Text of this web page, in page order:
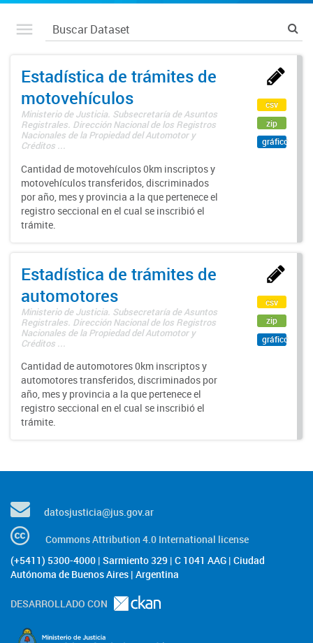
Estadística de trámites de
motovehículos
Ministerio de Justicia. Subsecretaría de Asuntos
Registrales. Dirección Nacional de los Registros
Nacionales de la Propiedad del Automotor y
Créditos ...
Cantidad de motovehículos 0km inscriptos y
motovehículos transferidos, discriminados
por año, mes y provincia a la que pertenece el
registro seccional en el cual se inscribió el
trámite.
csv
zip
gráfico
Estadística de trámites de
automotores
Ministerio de Justicia. Subsecretaría de Asuntos
Registrales. Dirección Nacional de los Registros
Nacionales de la Propiedad del Automotor y
Créditos ...
Cantidad de automotores 0km inscriptos y
automotores transferidos, discriminados por
año, mes y provincia a la que pertenece el
registro seccional en el cual se inscribió el
trámite.
csv
zip
gráfico
datosjusticia@jus.gov.ar
Commons Attribution 4.0 International license
(+5411) 5300-4000 | Sarmiento 329 | C 1041 AAG | Ciudad
Autónoma de Buenos Aires | Argentina
DESARROLLADO CON